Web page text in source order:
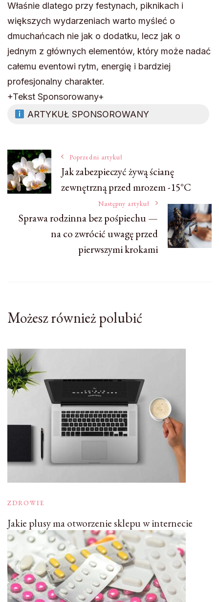
Właśnie dlatego przy festynach, piknikach i
większych wydarzeniach warto myśleć o
dmuchańcach nie jak o dodatku, lecz jak o
jednym z głównych elementów, który może nadać
całemu eventowi rytm, energię i bardziej
profesjonalny charakter.
+Tekst Sponsorowany+
ARTYKUŁ SPONSOROWANY
Nawigacja
wpisu
Poprzedni artykuł
Jak zabezpieczyć żywą ścianę
zewnętrzną przed mrozem -15°C
Następny artykuł
Sprawa rodzinna bez pośpiechu —
na co zwrócić uwagę przed
pierwszymi krokami
Możesz również polubić
ZDROWIE
Jakie plusy ma otworzenie sklepu w internecie